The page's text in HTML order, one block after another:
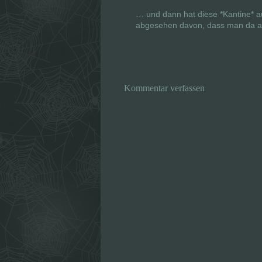
… und dann hat diese *Kantine*
abgesehen davon, dass man da
Kommentar verfassen